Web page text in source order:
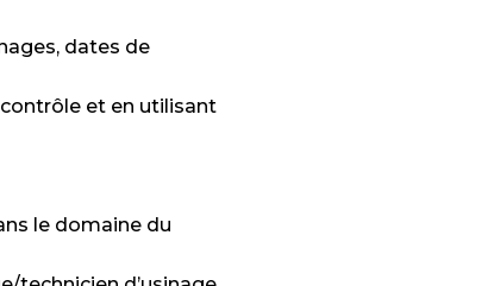
dates de
et en utilisant
le domaine du